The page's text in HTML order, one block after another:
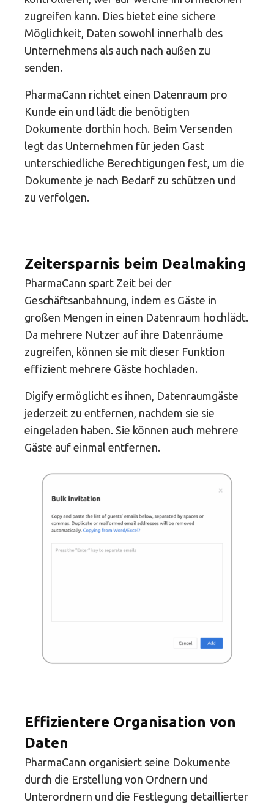
zugreifen kann. Dies bietet eine sichere
Möglichkeit, Daten sowohl innerhalb des
Unternehmens als auch nach außen zu
senden.
PharmaCann richtet einen Datenraum pro
Kunde ein und lädt die benötigten
Dokumente dorthin hoch. Beim Versenden
legt das Unternehmen für jeden Gast
unterschiedliche Berechtigungen fest, um die
Dokumente je nach Bedarf zu schützen und
zu verfolgen.
Zeitersparnis beim Dealmaking
PharmaCann spart Zeit bei der
Geschäftsanbahnung, indem es Gäste in
großen Mengen in einen Datenraum hochlädt.
Da mehrere Nutzer auf ihre Datenräume
zugreifen, können sie mit dieser Funktion
effizient mehrere Gäste hochladen.
Digify ermöglicht es ihnen, Datenraumgäste
jederzeit zu entfernen, nachdem sie sie
eingeladen haben. Sie können auch mehrere
Gäste auf einmal entfernen.
Effizientere Organisation von
Daten
PharmaCann organisiert seine Dokumente
durch die Erstellung von Ordnern und
Unterordnern und die Festlegung detaillierter